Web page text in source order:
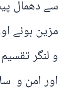
سے دھمال
مزین ہوئے
و لنگر
اور امن و